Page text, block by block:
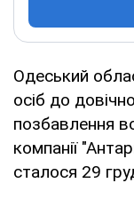
Одеський
осіб до
позбавлення
компанії
сталося 29